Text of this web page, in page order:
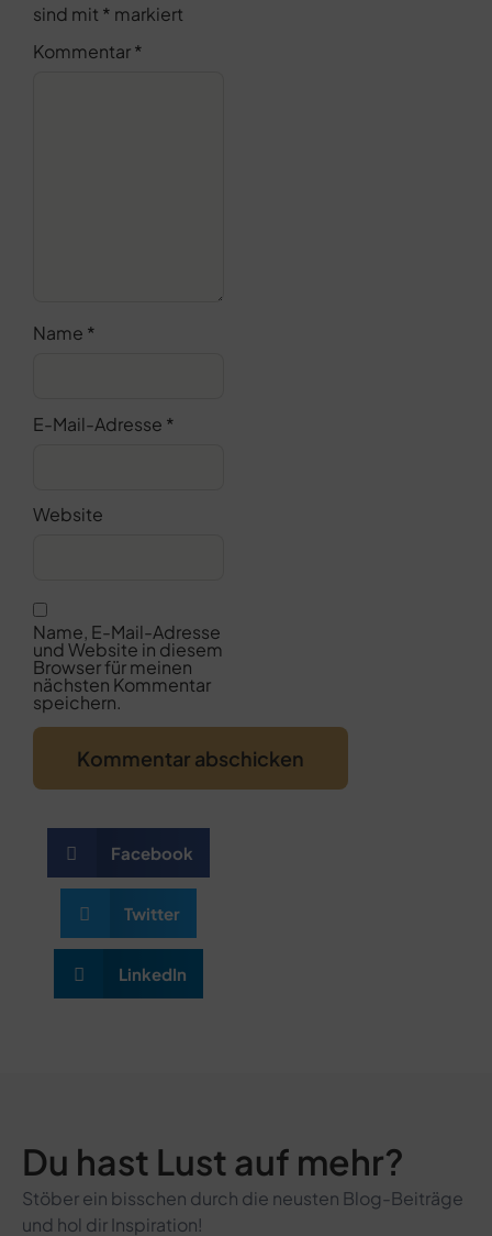
sind mit * markiert
Kommentar*
Name *
E-Mail-Adresse *
Website
Name, E-Mail-Adresse
und Website in diesem
Browser für meinen
nächsten Kommentar
speichern.
Facebook
Twitter
LinkedIn
Du hast Lust auf mehr?
Stöber ein bisschen durch die neusten Blog-Beiträge
und hol dir Inspiration!